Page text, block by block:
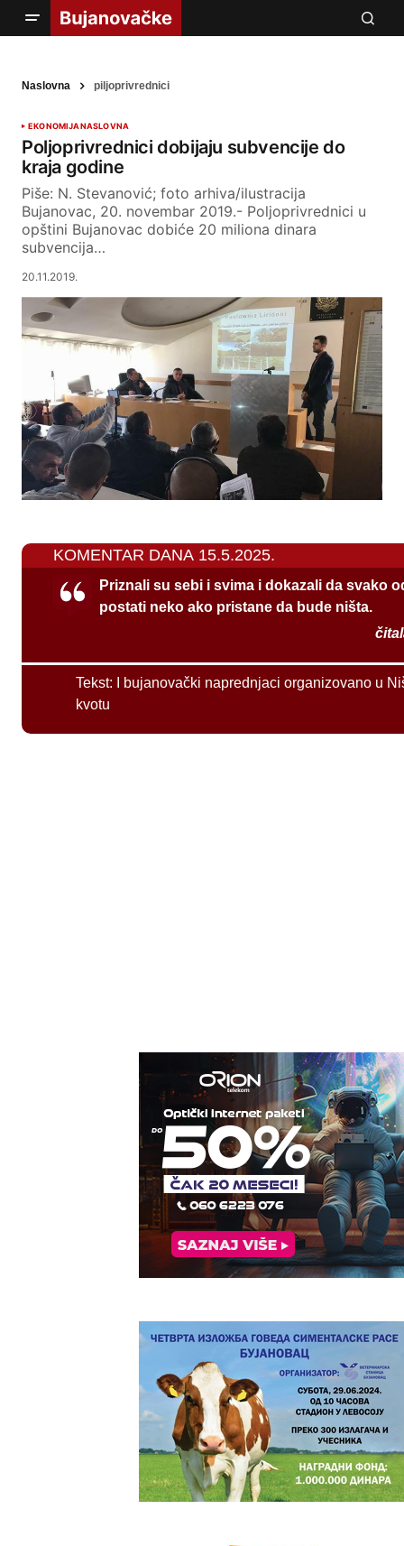
Naslovna piljoprivrednici
EKONOMIJANASLOVNA
Poljoprivrednici dobijaju subvencije do
kraja godine
Piše: N. Stevanović; foto arhiva/ilustracija
Bujanovac, 20. novembar 2019.- Poljoprivrednici u
opštini Bujanovac dobiće 20 miliona dinara
subvencija…
20.11.2019.
KOMENTAR DANA 15.5.2025.
Priznali su sebi i svima i dokazali da svako
postati neko ako pristane da bude ništa.
Tekst:
I bujanovački naprednjaci organizovano u
kvotu